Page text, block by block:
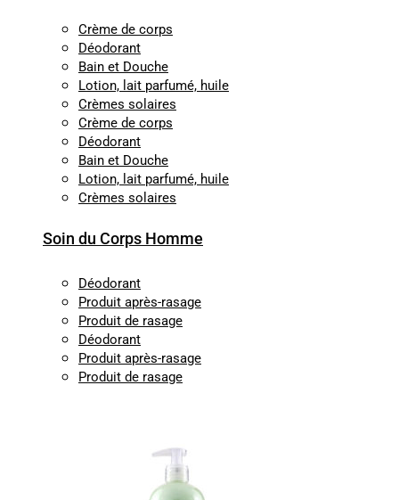
Crème de corps
Déodorant
Bain et Douche
Lotion, lait parfumé, huile
Crèmes solaires
Crème de corps
Déodorant
Bain et Douche
Lotion, lait parfumé, huile
Crèmes solaires
Soin du Corps Homme
Déodorant
Produit après-rasage
Produit de rasage
Déodorant
Produit après-rasage
Produit de rasage